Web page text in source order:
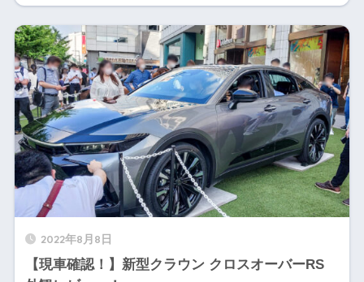
2022年8月8日
【現車確認！】新型クラウン クロスオーバーRS